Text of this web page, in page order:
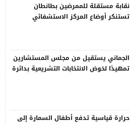
نقابة مستقلة للممرضين بطانطان
تستنكر أوضاع المركز الاستشفائي
الجماني يستقيل من مجلس المستشارين
تمهيدًا لخوض الانتخابات التشريعية بدائرة
حرارة قياسية تدفع أطفال السمارة إلى